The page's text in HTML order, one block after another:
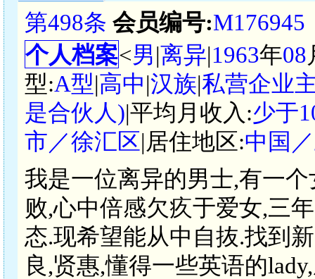
第498条 会员编号:M176945
个人档案<男|离异|1963年08
型:A型|高中|汉族|私营企业
是合伙人)|平均月收入:少于
市／徐汇区|居住地区:中国
我是一位离异的男士,有一
败,心中倍感欠疚于爱女,三
态.现希望能从中自抜.找到
良,贤惠,懂得一些英语的